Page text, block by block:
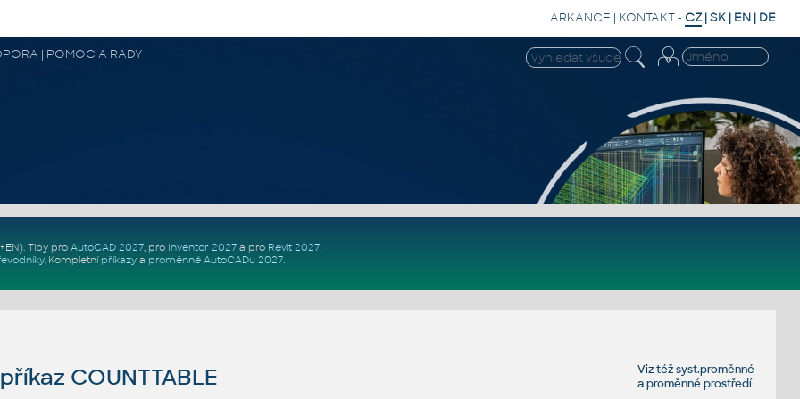
ARKANCE | KONTAKT- CZ |SK | EN | DE
| POMOC A RADY
. Tipy pro AutoCAD 2027, pro Inventor 2027a pro Revit 2027.
. Kompletní příkazya proměnné AutoCADu 2027.
Viz téžsyst.proměnné
aproměnné prostředí
COUNTTABLE